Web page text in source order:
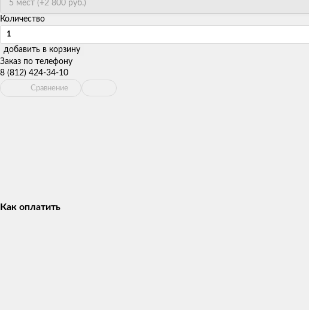
Количество
добавить в корзину
Заказ по телефону
8 (812) 424-34-10
Сравнение
Как оплатить